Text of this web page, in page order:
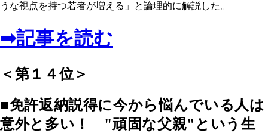
うな視点を持つ若者が増える」と論理的に解説した。
➡記事を読む
＜第１４位＞
■免許返納説得に今から悩んでいる人は
意外と多い！ "頑固な父親"という生